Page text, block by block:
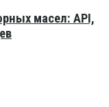
масел: API,